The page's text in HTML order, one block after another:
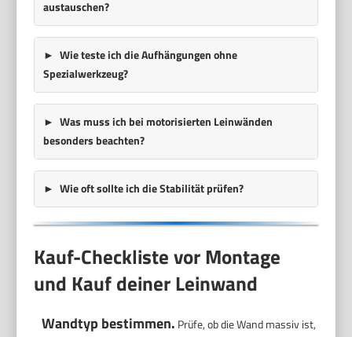
austauschen?
Wie teste ich die Aufhängungen ohne
Spezialwerkzeug?
Was muss ich bei motorisierten Leinwänden
besonders beachten?
Wie oft sollte ich die Stabilität prüfen?
Kauf-Checkliste vor Montage
und Kauf deiner Leinwand
Wandtyp bestimmen. Prüfe, ob die Wand massiv ist,